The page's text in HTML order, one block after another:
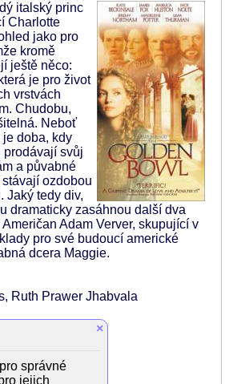
italský princ
Charlotte
jako pro
kromě
ještě něco:
je pro život
vrstvách
Chudobu,
Neboť
je doba, kdy
prodávají svůj
a půvabné
ozdobou
Jaký tedy div,
dramaticky zasáhnou další dva
Američan Adam Verver, skupující v
pro své budoucí americké
dcera Maggie.
Ruth Prawer Jhabvala
×
správné
jejich